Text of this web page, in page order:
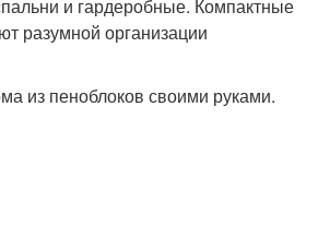
и гардеробные. Компактные
разумной организации
из пеноблоков своими руками.